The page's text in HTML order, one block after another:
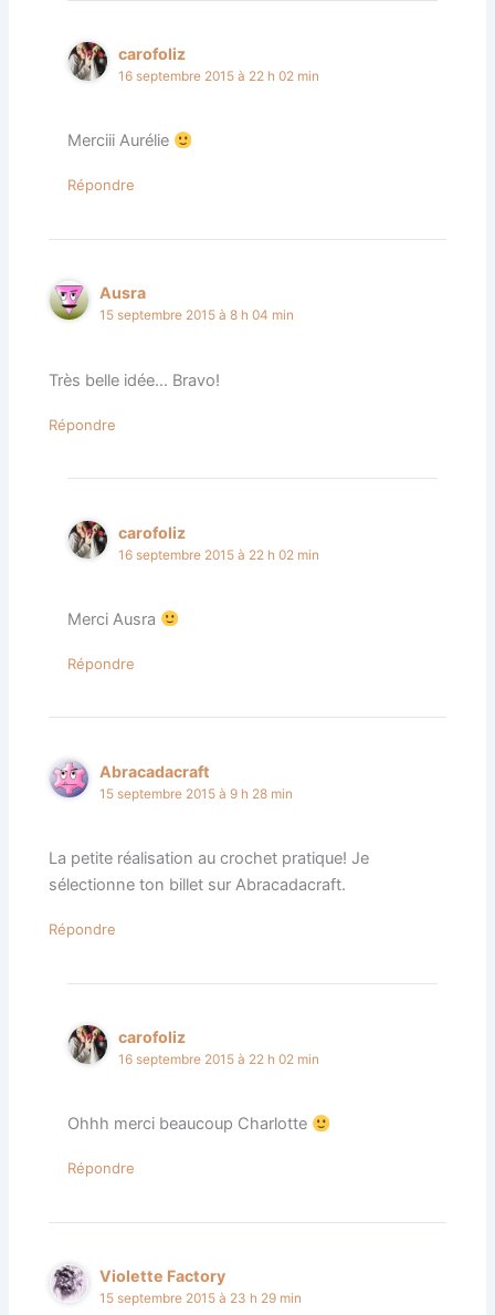
carofoliz
16 septembre 2015 à 22 h 02 min
Merciii Aurélie
Répondre
Ausra
15 septembre 2015 à 8 h 04 min
Très belle idée… Bravo!
Répondre
carofoliz
16 septembre 2015 à 22 h 02 min
Merci Ausra
Répondre
Abracadacraft
15 septembre 2015 à 9 h 28 min
La petite réalisation au crochet pratique! Je
sélectionne ton billet sur Abracadacraft.
Répondre
carofoliz
16 septembre 2015 à 22 h 02 min
Ohhh merci beaucoup Charlotte
Répondre
Violette Factory
15 septembre 2015 à 23 h 29 min